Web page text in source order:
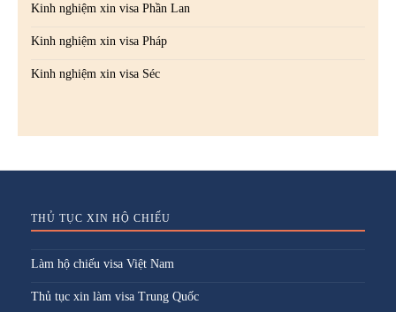
Kinh nghiệm xin visa Phần Lan
Kinh nghiệm xin visa Pháp
Kinh nghiệm xin visa Séc
THỦ TỤC XIN HỘ CHIẾU
Làm hộ chiếu visa Việt Nam
Thủ tục xin làm visa Trung Quốc